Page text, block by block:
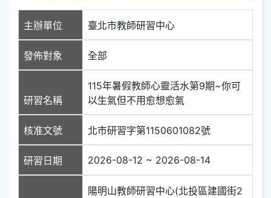
主辦單位 臺北市教師研習中心
發佈對象 全部
研習名稱
115年暑假教師心靈活水第9期~你可
以生氣但不用愈想愈氣
核准文號 北市研習字第1150601082號
研習日期 2026-08-12 ~ 2026-08-14
陽明山教師研習中心(北投區建國街2